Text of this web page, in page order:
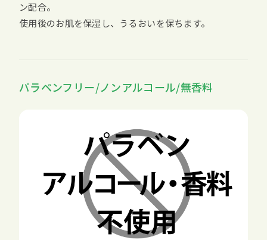
ン配合。
使用後のお肌を保湿し、うるおいを保ちます。
パラベンフリー/ノンアルコール/無香料